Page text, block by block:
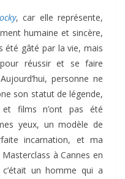
, car elle représente,
humaine et sincère,
été gâté par la vie, mais
réussir et se faire
personne ne
son statut de légende,
films n’ont pas été
yeux, un modèle de
incarnation, et ma
à Cannes en
un homme qui a